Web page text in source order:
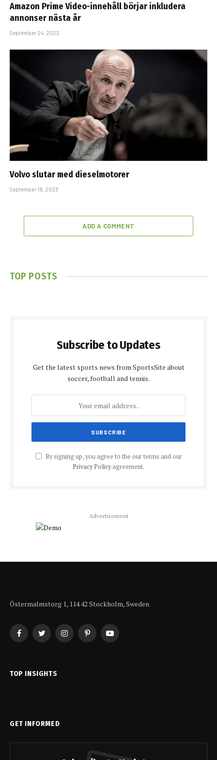
Amazon Prime Video-innehåll börjar inkludera
annonser nästa år
September 24, 2023
Volvo slutar med dieselmotorer
September 19, 2023
ADD A COMMENT
TOP POSTS
Subscribe to Updates
Get the latest sports news from SportsSite about
soccer, football and tennis.
By signing up, you agree to the our terms and our
Privacy Policyagreement.
Advertisement
Östermalmstorg 1, 114 42 Stockholm, Sweden
FacebookTwitterInstagramPinterestYouTube
TOP INSIGHTS
GET INFORMED